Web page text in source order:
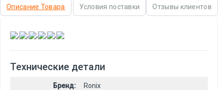
Описание Товара Условия поставки Отзывы клиентов
, , , , ,
Технические детали
Бренд: Ronix